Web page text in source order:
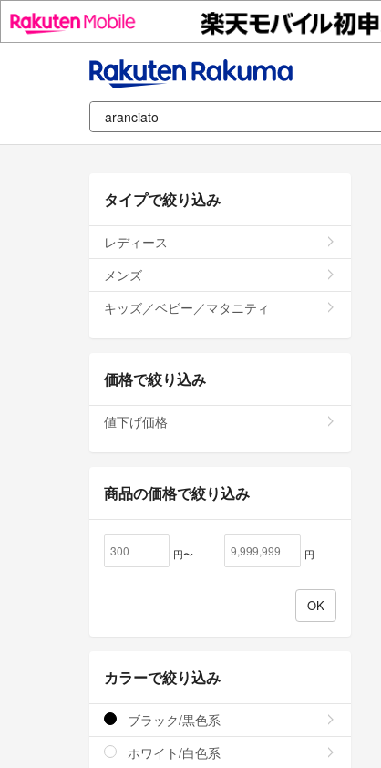
タイプで絞り込み
レディース
メンズ
キッズ／ベビー／マタニティ
価格で絞り込み
値下げ価格
商品の価格で絞り込み
円〜 円
カラーで絞り込み
ブラック/黒色系
ホワイト/白色系